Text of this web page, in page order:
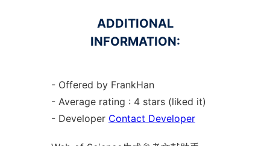
ADDITIONAL
INFORMATION:
- Offered by FrankHan
- Average rating : 4 stars (liked it)
- Developer Contact Developer